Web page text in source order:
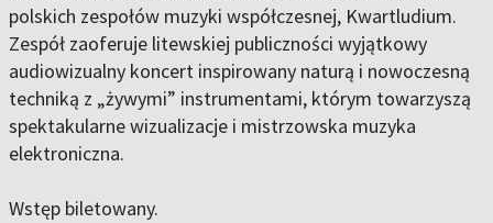
polskich zespołów muzyki współczesnej, Kwartludium.
Zespół zaoferuje litewskiej publiczności wyjątkowy
audiowizualny koncert inspirowany naturą i nowoczesną
techniką z „żywymi” instrumentami, którym towarzyszą
spektakularne wizualizacje i mistrzowska muzyka
elektroniczna.
Wstęp biletowany.